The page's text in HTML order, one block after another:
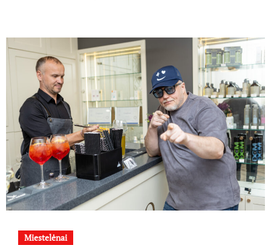
Miestelėnai